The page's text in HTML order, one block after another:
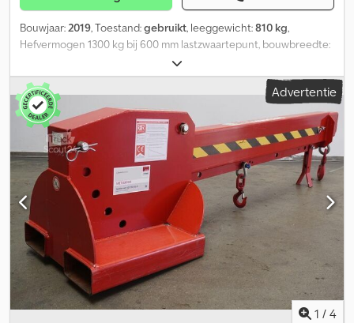
Bouwjaar:2019, Toestand:gebruikt, leeggewicht:810 kg,
Hefvermogen 1300 kg bij 600 mm lastzwaartepunt, bouwbreedte:
1150 mm, openingsbereik: 440 - 1820 mm, ophanging: FEM2A,
voorbouwmaat: 130 mm, eigen zwaartepunt: 460 mm, kartonklem
met ventielblok-zijschuif, 3-traps drukinstelling, contactplaten
1200 x 1270 mm, breedte: 1150 mm, openingsbereik klem: 440 -
1820 mm, klem uitgerust met sensoren en drukmanometer, incl.
kabelhaspel voor sensor, vorkenbordbreedte: 1150,
lastzwaartepunt: 600, eigen zwaartepunt: 460. Crsdezivyijpfx Aagjf
Advertentie
1 / 4